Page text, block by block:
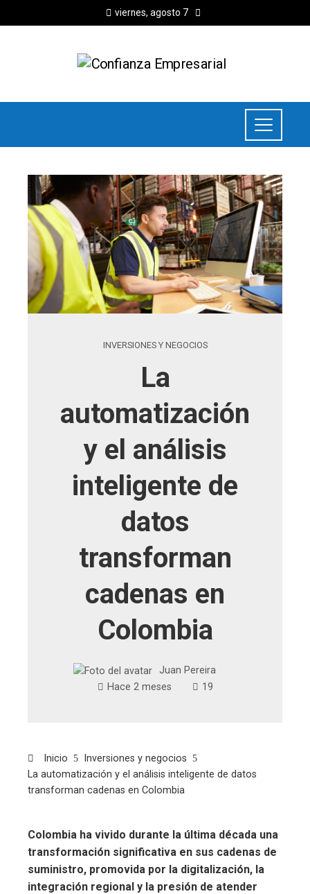
viernes, agosto 7
INVERSIONES Y NEGOCIOS
La
automatización
y el análisis
inteligente de
datos
transforman
cadenas en
Colombia
Juan Pereira
Hace 2 meses
19
Inicio
Inversiones y negocios
La automatización y el análisis inteligente de datos
transforman cadenas en Colombia
Colombia ha vivido durante la última década una
transformación significativa en sus cadenas de
suministro, promovida por la digitalización, la
integración regional y la presión de atender